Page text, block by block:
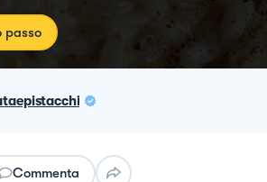
passo
Commenta